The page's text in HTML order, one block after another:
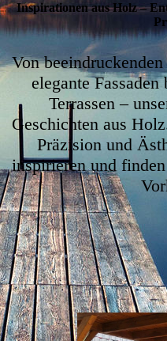
Inspirationen aus Holz –
Von
elegante
Terrassen –
Geschichten aus
Präzision und
inspirieren und